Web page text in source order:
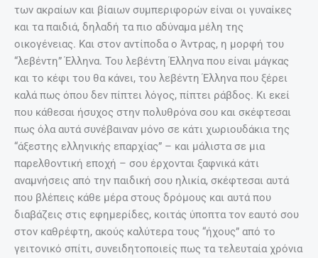
των ακραίων και βίαιων συμπεριφορών είναι οι γυναίκες
και τα παιδιά, δηλαδή τα πιο αδύναμα μέλη της
οικογένειας. Και στον αντίποδα ο Άντρας, η μορφή του
“λεβέντη” Έλληνα. Του λεβέντη Έλληνα που είναι μάγκας
και το κέφι του θα κάνει, του λεβέντη Έλληνα που ξέρει
καλά πως όπου δεν πίπτει λόγος, πίπτει ράβδος. Κι εκεί
που κάθεσαι ήσυχος στην πολυθρόνα σου και σκέφτεσαι
πως όλα αυτά συνέβαιναν μόνο σε κάτι χωριουδάκια της
“άξεστης ελληνικής επαρχίας” – και μάλιστα σε μια
παρελθοντική εποχή – σου έρχονται ξαφνικά κάτι
αναμνήσεις από την παιδική σου ηλικία, σκέφτεσαι αυτά
που βλέπεις κάθε μέρα στους δρόμους και αυτά που
διαβάζεις στις εφημερίδες, κοιτάς ύποπτα τον εαυτό σου
στον καθρέφτη, ακούς καλύτερα τους “ήχους” από το
γειτονικό σπίτι, συνειδητοποιείς πως τα τελευταία χρόνια